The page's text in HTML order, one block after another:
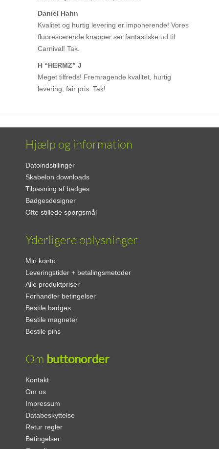
Daniel Hahn
Kvalitet og hurtig levering er imponerende! Vores
fluorescerende knapper ser fantastiske ud til
Carnival! Tak.
H “HERMZ” J
Meget tilfreds! Fremragende kvalitet, hurtig
levering, fair pris. Tak!
Hjælp og information
Datoindstillinger
Skabelon downloads
Tilpasning af badges
Badgesdesigner
Ofte stillede spørgsmål
Yderligere oplysninger
Min konto
Leveringstider + betalingsmetoder
Alle produktpriser
Forhandler betingelser
Bestile badges
Bestile magneter
Bestile pins
Om buttonorder
Kontakt
Om os
Impressum
Databeskyttelse
Retur regler
Betingelser